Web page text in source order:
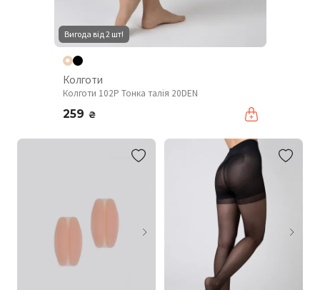
Вигода від 2 шт!
Колготи
Колготи 102P Тонка талія 20DEN
259 ₴